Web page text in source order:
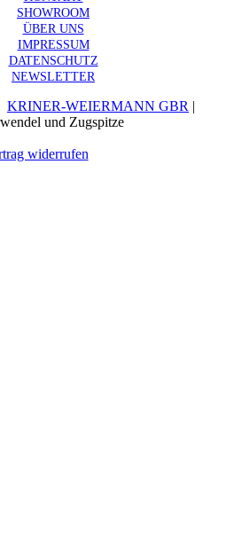
SHOWROOM
ÜBER UNS
IMPRESSUM
DATENSCHUTZ
NEWSLETTER
KRINER-WEIERMANN GBR |
und Zugspitze
widerrufen